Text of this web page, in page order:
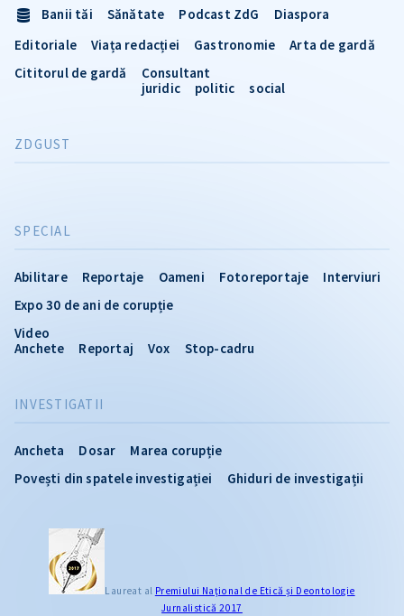
INVESTIGATII
Ancheta Dosar
Marea corupție
Povești din spatele investigației
Ghiduri de investigații
SPECIAL
Abilitare Reportaje Oameni Fotoreportaje
Interviuri
Expo 30 de ani de corupție
Video
Anchete
Reportaj Vox Stop-cadru
Banii tăi Sănătate Podcast ZdG
Diaspora
Editoriale
Viața redacției Gastronomie
Arta de gardă
Cititorul de gardă
Consultant
juridic
politic social
ZDGUST
Laureat al Premiului Naţional de Etică și Deontologie
Jurnalistică 2017